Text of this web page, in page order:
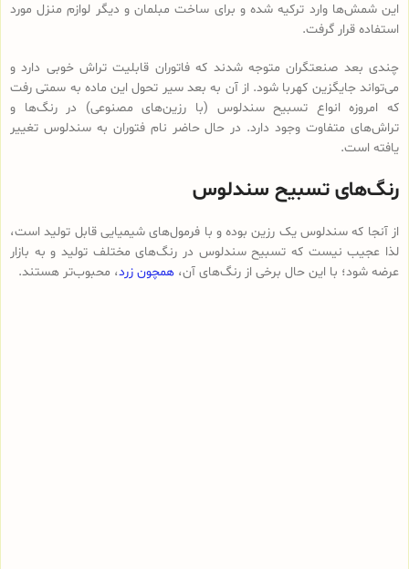
این شمش‌ها وارد ترکیه شده و برای ساخت مبلمان و دیگر لوازم منزل مورد
استفاده قرار گرفت.
چندی بعد صنعتگران متوجه شدند که فاتوران قابلیت تراش خوبی دارد و
می‌تواند جایگزین کهربا شود. از آن به بعد سیر تحول این ماده به سمتی رفت
که امروزه انواع تسبیح‌ سندلوس (با رزین‌های مصنوعی) در رنگ‌ها و
تراش‌های متفاوت وجود دارد. در حال حاضر نام فتوران به سندلوس تغییر
یافته است.
رنگ‌های تسبیح سندلوس
از آنجا که سندلوس یک رزین بوده و با فرمول‌های شیمیایی قابل تولید است،
لذا عجیب نیست که تسبیح سندلوس در رنگ‌های مختلف تولید و به بازار
عرضه شود؛ با این حال برخی از رنگ‌های آن، همچون زرد، محبوب‌تر هستند.